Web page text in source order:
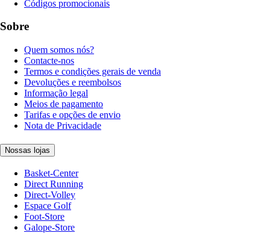
Códigos promocionais
Sobre
Quem somos nós?
Contacte-nos
Termos e condições gerais de venda
Devoluções e reembolsos
Informação legal
Meios de pagamento
Tarifas e opções de envio
Nota de Privacidade
Nossas lojas
Basket-Center
Direct Running
Direct-Volley
Espace Golf
Foot-Store
Galope-Store